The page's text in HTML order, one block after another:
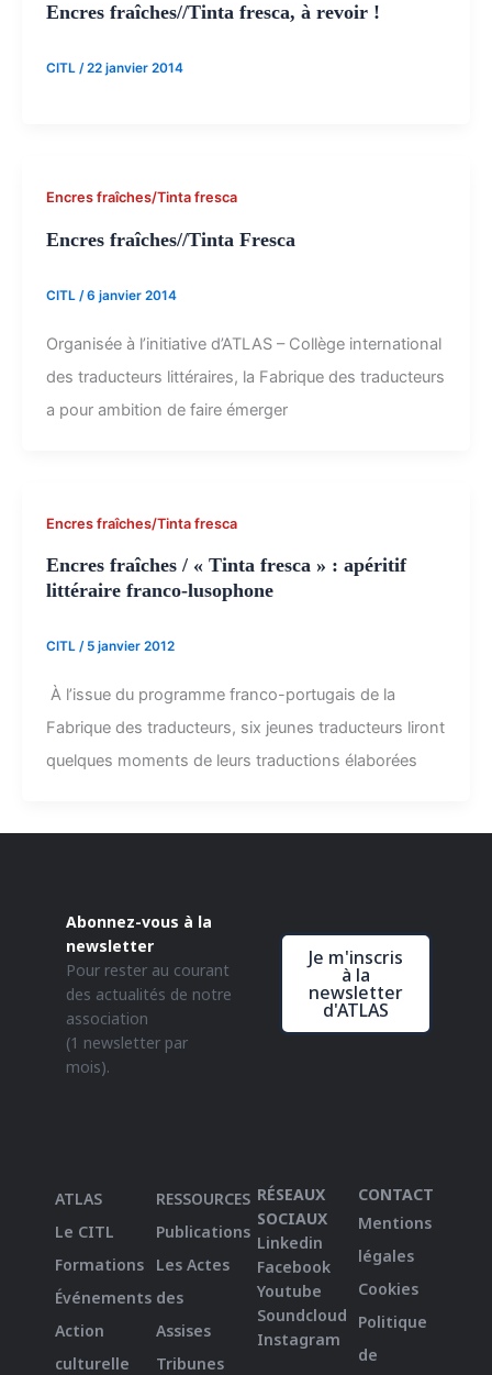
Encres fraîches//Tinta fresca, à revoir !
CITL /22 janvier 2014
Encres fraîches/Tinta fresca
Encres fraîches//Tinta Fresca
CITL /6 janvier 2014
Organisée à l’initiative d’ATLAS – Collège international
des traducteurs littéraires, la Fabrique des traducteurs
a pour ambition de faire émerger
Encres fraîches/Tinta fresca
Encres fraîches / « Tinta fresca » : apéritif
littéraire franco-lusophone
CITL / 5 janvier 2012
À l’issue du programme franco-portugais de la
Fabrique des traducteurs, six jeunes traducteurs liront
quelques moments de leurs traductions élaborées
Abonnez-vous à la
newsletter
Pour rester au courant
des actualités de notre
association
(1 newsletter par
mois).
Je m'inscris
à la
newsletter
d'ATLAS
ATLAS
Le CITL
Formations
Événements
Action
culturelle
RESSOURCES
Publications
Les Actes
des
Assises
Tribunes
RÉSEAUX
SOCIAUX
Linkedin
Facebook
Youtube
Soundcloud
Instagram
CONTACT
Mentions
légales
Cookies
Politique
de